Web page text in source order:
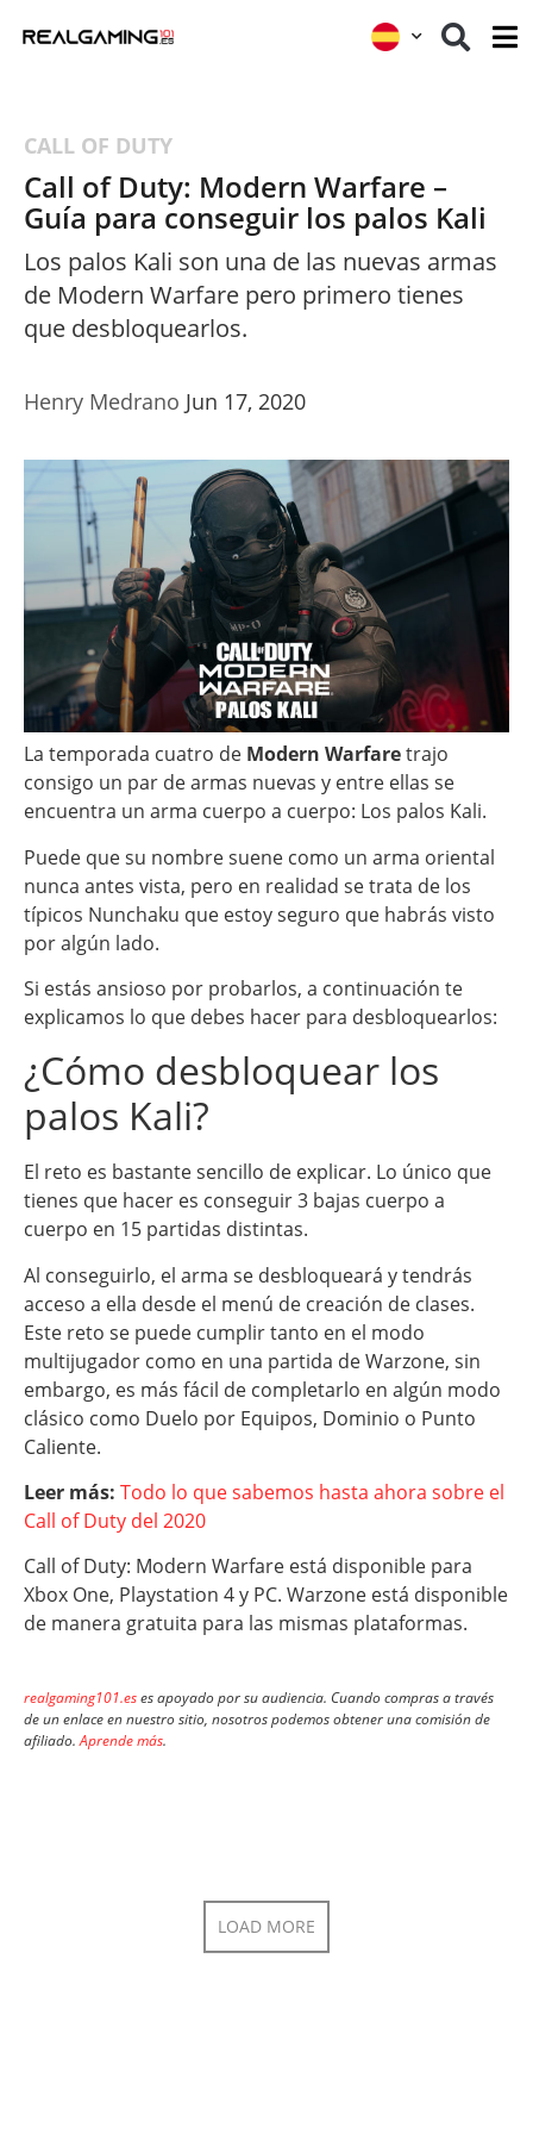
CALL OF DUTY
Call of Duty: Modern Warfare –
Guía para conseguir los palos Kali
Los palos Kali son una de las nuevas armas
de Modern Warfare pero primero tienes
que desbloquearlos.
Henry Medrano Jun 17, 2020
La temporada cuatro de Modern Warfaretrajo
consigo un par de armas nuevas y entre ellas se
encuentra un arma cuerpo a cuerpo: Los palos Kali.
Puede que su nombre suene como un arma oriental
nunca antes vista, pero en realidad se trata de los
típicos Nunchaku que estoy seguro que habrás visto
por algún lado.
Si estás ansioso por probarlos, a continuación te
explicamos lo que debes hacer para desbloquearlos:
¿Cómo desbloquear los
palos Kali?
El reto es bastante sencillo de explicar. Lo único que
tienes que hacer es conseguir 3 bajas cuerpo a
cuerpo en 15 partidas distintas.
Al conseguirlo, el arma se desbloqueará y tendrás
acceso a ella desde el menú de creación de clases.
Este reto se puede cumplir tanto en el modo
multijugador como en una partida de Warzone, sin
embargo, es más fácil de completarlo en algún modo
clásico como Duelo por Equipos, Dominio o Punto
Caliente.
Leer más: Todo lo que sabemos hasta ahora sobre el
Call of Duty del 2020
Call of Duty: Modern Warfare está disponible para
Xbox One, Playstation 4 y PC. Warzone está disponible
de manera gratuita para las mismas plataformas.
realgaming101.eses apoyado por su audiencia. Cuando compras a través
de un enlace en nuestro sitio, nosotros podemos obtener una comisión de
afiliado.Aprende más.
LOAD MORE